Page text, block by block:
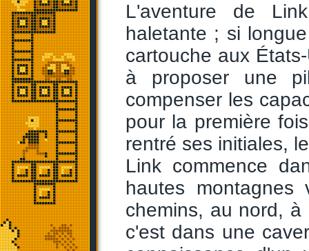
L'aventure de
haletante ; si
cartouche aux
à proposer une
compenser les
pour la première
rentré ses initiales,
Link commence
hautes montagnes
chemins, au nord,
c'est dans une